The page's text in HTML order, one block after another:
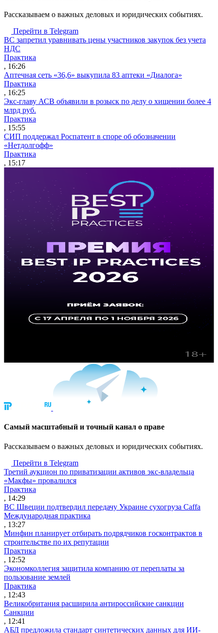
Рассказываем о важных деловых и юридических событиях.
Перейти в Telegram
ВС запретил уравнивать цены участников закупок без учета
НДС
Практика
, 16:26
Аптечная сеть «36,6» выкупила 83 аптеки «Диалога»
Практика
, 16:25
Экс-главу АСВ объявили в розыск по делу о хищении более 4
млрд руб.
Практика
, 15:55
СИП поддержал Роспатент в споре об обозначении
«Нетдолгофф»
Практика
, 15:17
Cамый масштабный и точный канал о праве
Рассказываем о важных деловых и юридических событиях.
Перейти в Telegram
Третий аукцион по приватизации активов экс-владельца
«Макфы» провалился
Практика
, 14:29
ВС Швеции подтвердил передачу Украине сухогруза Caffa
Международная практика
, 13:27
Минфин планирует отбирать подрядчиков госконтрактов в
строительстве по их репутации
Практика
, 12:52
Экономколлегия защитила компанию от переплаты за
пользование землей
Практика
, 12:43
Великобритания расширила антироссийские санкции
Санкции
, 12:41
АБД предложила стандарт синтетических данных для ИИ-